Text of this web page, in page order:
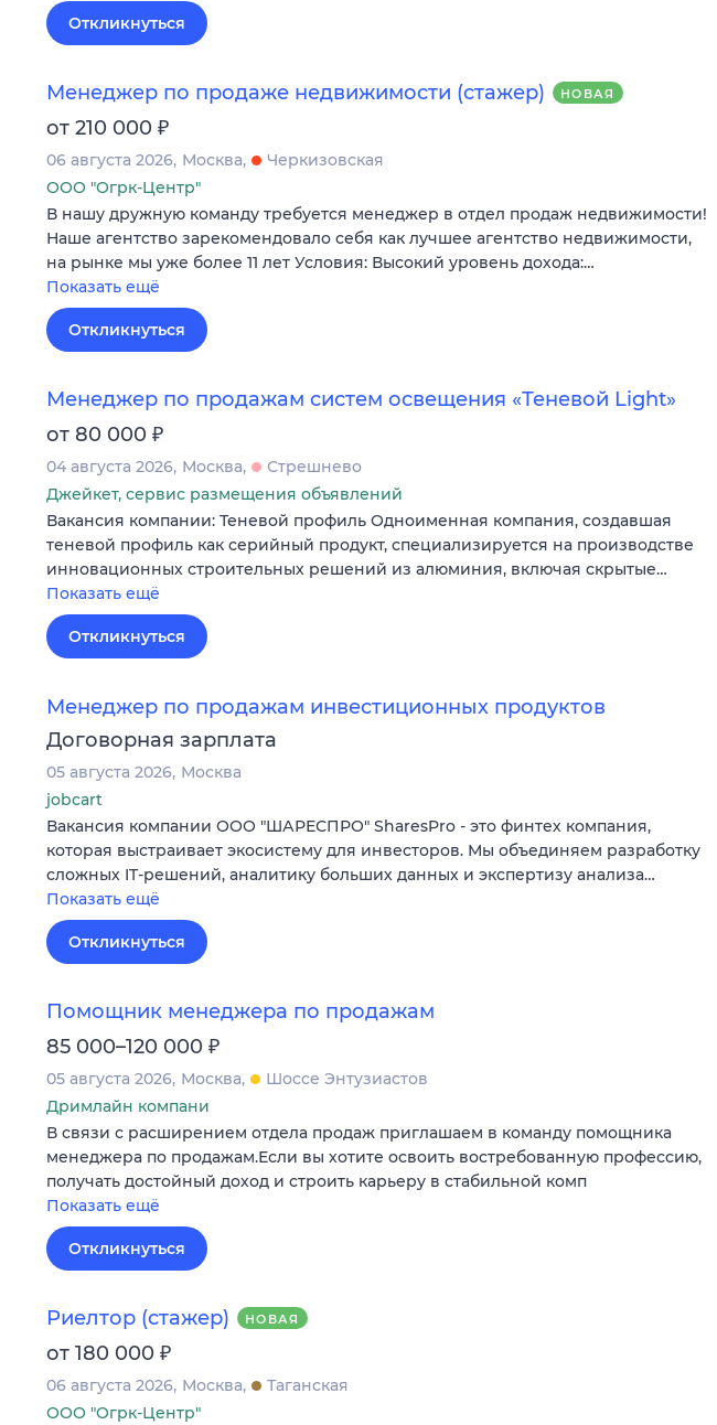
Откликнуться
Менеджер по продаже недвижимости (стажер) НОВАЯ
от 210 000 ₽
06 августа 2026 Москва
Черкизовская
ООО "Огрк-Центр"
В нашу дружную команду требуется менеджер в отдел продаж недвижимости!
Наше агентство зарекомендовало себя как лучшее агентство недвижимости,
на рынке мы уже более 11 лет Условия: Высокий уровень дохода:…
Показать ещё
Откликнуться
Менеджер по продажам систем освещения «Теневой Light»
от 80 000 ₽
04 августа 2026 Москва
Стрешнево
Джейкет, сервис размещения объявлений
Вакансия компании: Теневой профиль Одноименная компания, создавшая
теневой профиль как серийный продукт, специализируется на производстве
инновационных строительных решений из алюминия, включая скрытые…
Показать ещё
Откликнуться
Менеджер по продажам инвестиционных продуктов
Договорная зарплата
05 августа 2026 Москва
jobcart
Вакансия компании ООО "ШАРЕСПРО" SharesPro - это финтех компания,
которая выстраивает экосистему для инвесторов. Мы объединяем разработку
сложных IT‑решений, аналитику больших данных и экспертизу анализа…
Показать ещё
Откликнуться
Помощник менеджера по продажам
85 000–120 000 ₽
05 августа 2026 Москва
Шоссе Энтузиастов
Дримлайн компани
В связи с расширением отдела продаж приглашаем в команду помощника
менеджера по продажам.Если вы хотите освоить востребованную профессию,
получать достойный доход и строить карьеру в стабильной комп
Показать ещё
Откликнуться
Риелтор (стажер) НОВАЯ
от 180 000 ₽
06 августа 2026 Москва
Таганская
ООО "Огрк-Центр"